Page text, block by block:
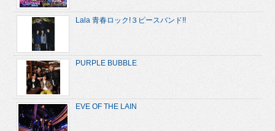
Lala 青春ロック!３ピースバンド!!
PURPLE BUBBLE
EVE OF THE LAIN